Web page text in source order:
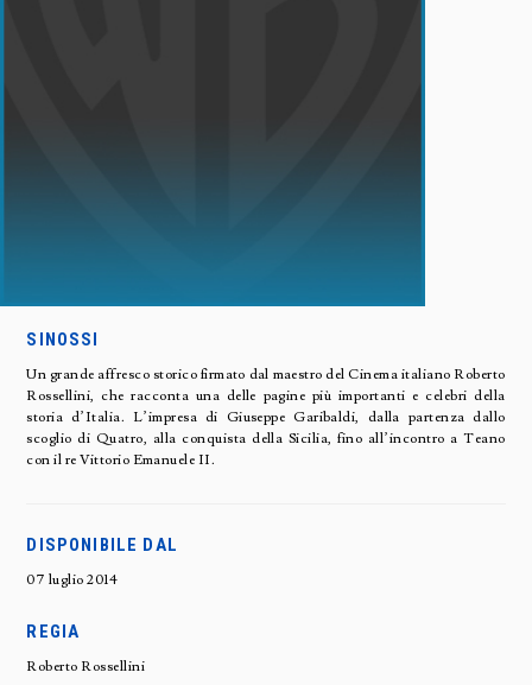
SINOSSI
Un grande affresco storico firmato dal maestro del Cinema italiano Roberto
Rossellini, che racconta una delle pagine più importanti e celebri della
storia d’Italia. L’impresa di Giuseppe Garibaldi, dalla partenza dallo
scoglio di Quatro, alla conquista della Sicilia, fino all’incontro a Teano
con il re Vittorio Emanuele II.
DISPONIBILE DAL
07 luglio 2014
REGIA
Roberto Rossellini